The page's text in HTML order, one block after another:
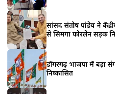
सांसद संतोष पांडेय ने
से सिमगा फोरलेन सड़क
डोंगरगढ़ भाजपा में बड़ा
निष्कासित